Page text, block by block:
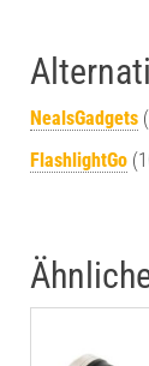
NealsGadgets
FlashlightGo